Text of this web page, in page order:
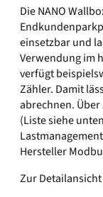
Die NANO
einsetzbar und
Verwendung im
verfügt
Zähler. Damit
abrechnen.
(Liste siehe
Hersteller
Zur Detailansicht